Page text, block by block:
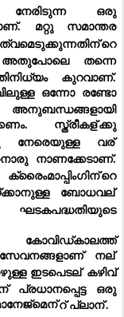
ഒരു
മറ്റു സമാന്തര
റെ
അതുപോലെ തന്നെ
കുറവാണ്.
ഒന്നോ രണ്ടോ
സ്ത്രീകള്ക്കു
നേരെയുള്ള വര്
നാണക്കേടാണ്.
റെ
ബോധവല്
നല്
ഇടപെടല് കഴിവ്
പ്രധാനപ്പെട്ട ഒരു
റ് പ്ലാന്.